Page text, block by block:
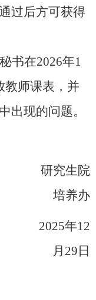
过后方可获得
书在2026年1
教师课表，并
出现的问题。
研究生院
培养办
2025年12
月 29 日